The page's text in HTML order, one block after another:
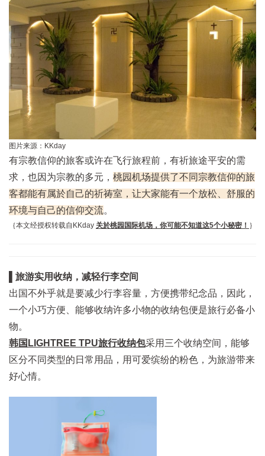
图片来源：KKday
有宗教信仰的旅客或许在飞行旅程前，有祈旅途平安的需
求，也因为宗教的多元， 桃园机场提供了不同宗教信仰的旅
客都能有属於自己的祈祷室，让大家能有一个放松、舒服的
环境与自己的信仰交流。
｛本文经授权转载自KKday 关於桃园国际机场，你可能不知道这5个小秘密！ ｝
▌旅游实用收纳，减轻行李空间
出国不外乎就是要减少行李容量，方便携带纪念品，因此，
一个小巧方便、能够收纳许多小物的收纳包便是旅行必备小
物。
韩国LIGHTREE TPU旅行收纳包采用三个收纳空间，能够
区分不同类型的日常用品，用可爱缤纷的粉色，为旅游带来
好心情。